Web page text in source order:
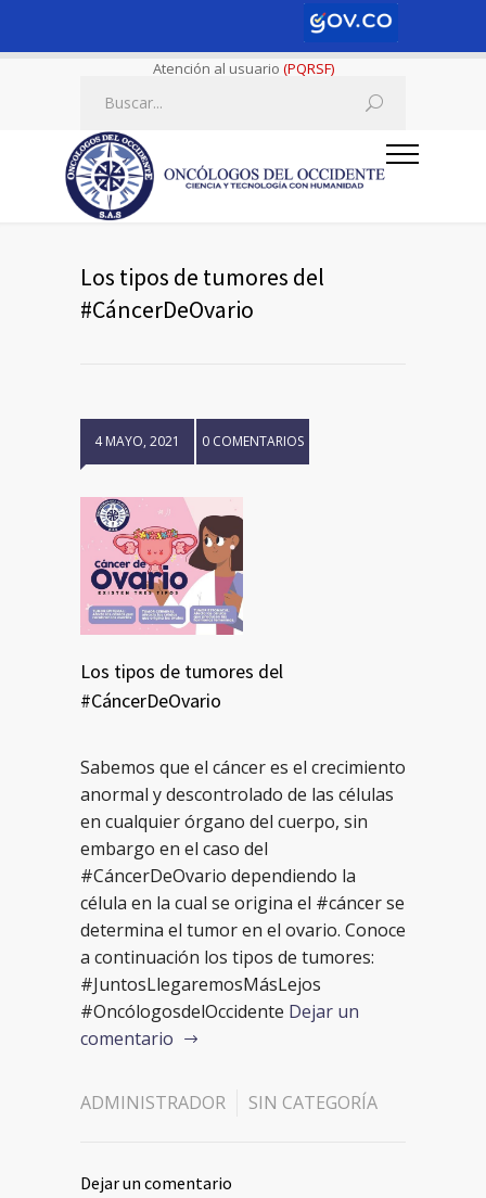
Atención al usuario (PQRSF)
Los tipos de tumores del
#CáncerDeOvario
4 MAYO, 2021 0 COMENTARIOS
Los tipos de tumores del
#CáncerDeOvario
Sabemos que el cáncer es el crecimiento
anormal y descontrolado de las células
en cualquier órgano del cuerpo, sin
embargo en el caso del
#CáncerDeOvario dependiendo la
célula en la cual se origina el #cáncer se
determina el tumor en el ovario. Conoce
a continuación los tipos de tumores:
#JuntosLlegaremosMásLejos
#OncólogosdelOccidente Dejar un
comentario
ADMINISTRADOR SIN CATEGORÍA
Dejar un comentario